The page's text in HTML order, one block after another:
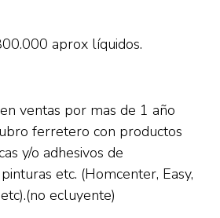
aprox líquidos.
ventas por mas de 1 año
ferretero con productos
y/o adhesivos de
etc. (Homcenter, Easy,
ecluyente)